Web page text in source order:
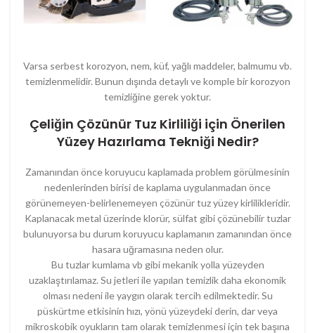
Varsa serbest korozyon, nem, küf, yağlı maddeler, balmumu vb.
temizlenmelidir. Bunun dışında detaylı ve komple bir korozyon
temizliğine gerek yoktur.
Çeliğin Çözünür Tuz Kirliliği için Önerilen
Yüzey Hazırlama Tekniği Nedir?
Zamanından önce koruyucu kaplamada problem görülmesinin
nedenlerinden birisi de kaplama uygulanmadan önce
görünemeyen-belirlenemeyen çözünür tuz yüzey kirlilikleridir.
Kaplanacak metal üzerinde klorür, sülfat gibi çözünebilir tuzlar
bulunuyorsa bu durum koruyucu kaplamanın zamanından önce
hasara uğramasına neden olur.
Bu tuzlar kumlama vb gibi mekanik yolla yüzeyden
uzaklaştırılamaz. Su jetleri ile yapılan temizlik daha ekonomik
olması nedeni ile yaygın olarak tercih edilmektedir. Su
püskürtme etkisinin hızı, yönü yüzeydeki derin, dar veya
mikroskobik oyukların tam olarak temizlenmesi için tek başına